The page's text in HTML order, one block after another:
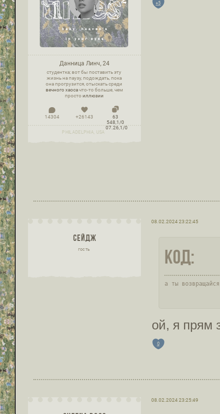
Данница Линч, 24
студентка; вот бы поставить эту
жизнь на паузу, подождать, пока
она прогрузится, отыскать среди
вечного хаосачто-то больше, чем
просто иллюзии
14304 +26143
63
548,1/0
07.26,1/0
PHILADELPHIA, USA
+5
08.02.2024 23:22:45
СЕЙДЖ
гость Код:
а ты
ой, я прям
0
08.02.2024 23:25:49